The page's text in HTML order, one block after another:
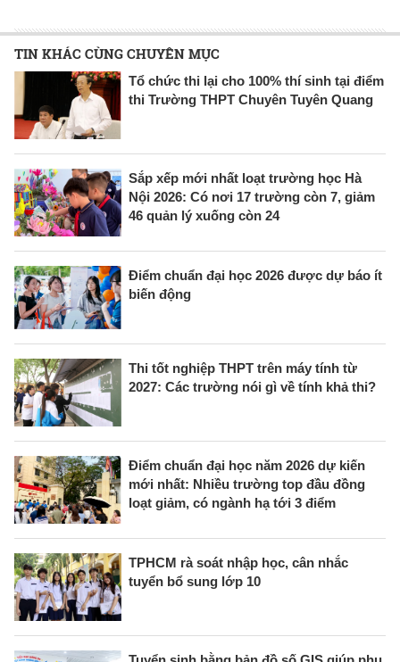
TIN KHÁC CÙNG CHUYÊN MỤC
Tổ chức thi lại cho 100% thí sinh tại điểm
thi Trường THPT Chuyên Tuyên Quang
Sắp xếp mới nhất loạt trường học Hà
Nội 2026: Có nơi 17 trường còn 7, giảm
46 quản lý xuống còn 24
Điểm chuẩn đại học 2026 được dự báo ít
biến động
Thi tốt nghiệp THPT trên máy tính từ
2027: Các trường nói gì về tính khả thi?
Điểm chuẩn đại học năm 2026 dự kiến
mới nhất: Nhiều trường top đầu đồng
loạt giảm, có ngành hạ tới 3 điểm
TPHCM rà soát nhập học, cân nhắc
tuyển bổ sung lớp 10